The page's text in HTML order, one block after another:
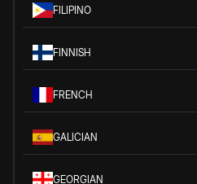
FILIPINO
FINNISH
FRENCH
GALICIAN
GEORGIAN